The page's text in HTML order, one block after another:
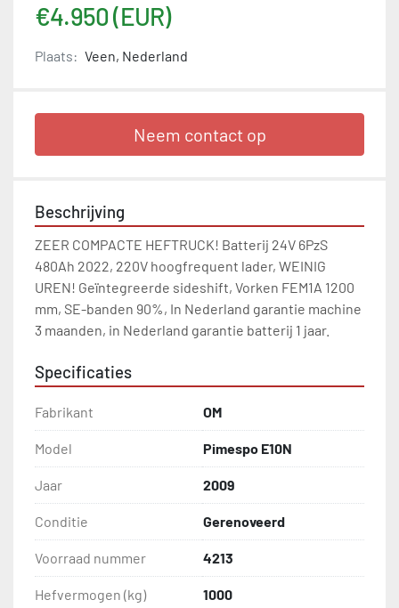
€4.950 (EUR)
Plaats: Veen, Nederland
Neem contact op
Beschrijving
ZEER COMPACTE HEFTRUCK! Batterij 24V 6PzS
480Ah 2022, 220V hoogfrequent lader, WEINIG
UREN! Geïntegreerde sideshift, Vorken FEM1A 1200
mm, SE-banden 90%, In Nederland garantie machine
3 maanden, in Nederland garantie batterij 1 jaar.
Specificaties
Fabrikant OM
Model Pimespo E10N
Jaar 2009
Conditie Gerenoveerd
Voorraad nummer 4213
Hefvermogen (kg) 1000